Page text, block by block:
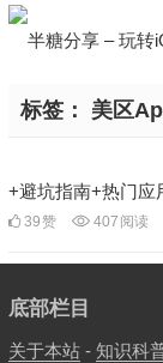
标签： 美区
+避坑指南+热门应
39赞 407 阅读
底部栏目
关于本站- 知识科